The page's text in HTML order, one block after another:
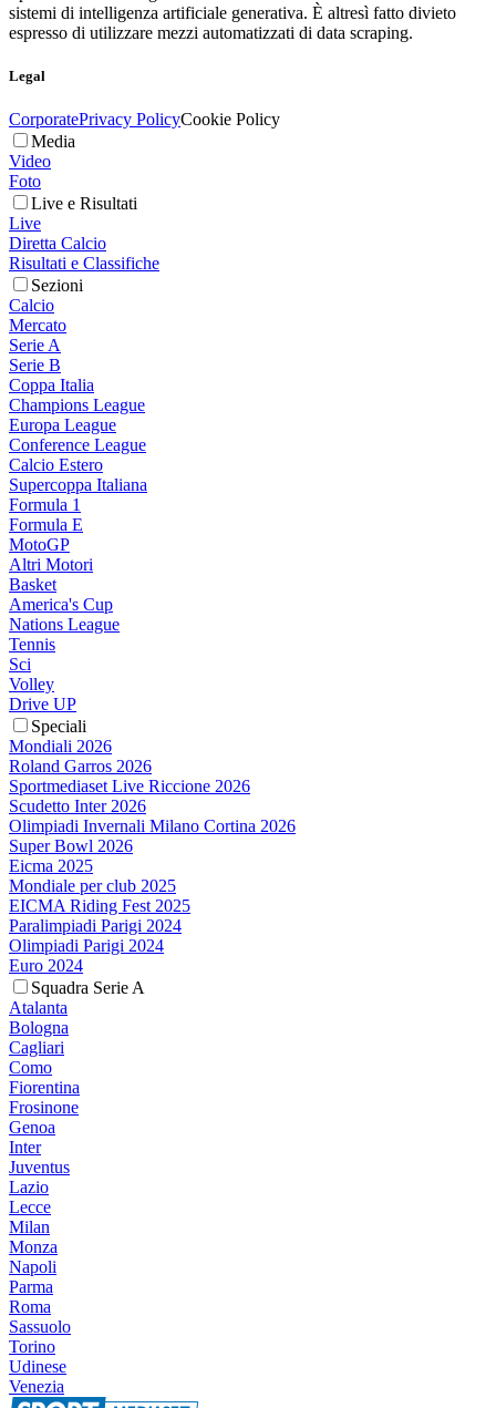
sistemi di intelligenza artificiale generativa. È altresì fatto divieto
espresso di utilizzare mezzi automatizzati di data scraping.
Legal
CorporatePrivacy PolicyCookie Policy
Media
Video
Foto
Live e Risultati
Live
Diretta Calcio
Risultati e Classifiche
Sezioni
Calcio
Mercato
Serie A
Serie B
Coppa Italia
Champions League
Europa League
Conference League
Calcio Estero
Supercoppa Italiana
Formula 1
Formula E
MotoGP
Altri Motori
Basket
America's Cup
Nations League
Tennis
Sci
Volley
Drive UP
Speciali
Mondiali 2026
Roland Garros 2026
Sportmediaset Live Riccione 2026
Scudetto Inter 2026
Olimpiadi Invernali Milano Cortina 2026
Super Bowl 2026
Eicma 2025
Mondiale per club 2025
EICMA Riding Fest 2025
Paralimpiadi Parigi 2024
Olimpiadi Parigi 2024
Euro 2024
Squadra Serie A
Atalanta
Bologna
Cagliari
Como
Fiorentina
Frosinone
Genoa
Inter
Juventus
Lazio
Lecce
Milan
Monza
Napoli
Parma
Roma
Sassuolo
Torino
Udinese
Venezia